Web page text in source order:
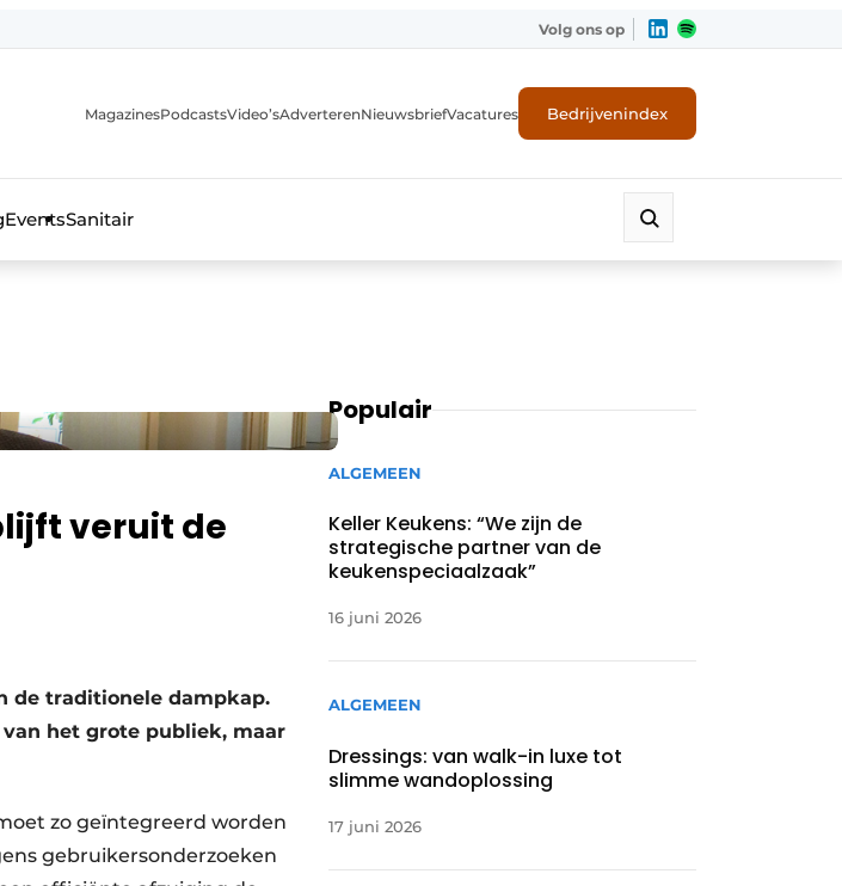
, en badkamerbranche
Volg ons op
MagazinesPodcastsVideo’sAdverterenNieuwsbriefVacatures Bedrijvenindex
EventsSanitair
veruit de
de traditionele dampkap.
het grote publiek, maar
zo geïntegreerd worden
gebruikersonderzoeken
Populair
ALGEMEEN
Keller Keukens: “We zijn de
strategische partner van de
keukenspeciaalzaak”
16 juni 2026
ALGEMEEN
Dressings: van walk-in luxe tot
slimme wandoplossing
17 juni 2026